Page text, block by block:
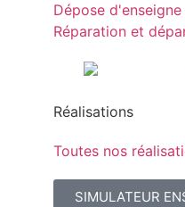
Dépose d'enseigne
Réparation et
Réalisations
Toutes nos
SIMULATEUR